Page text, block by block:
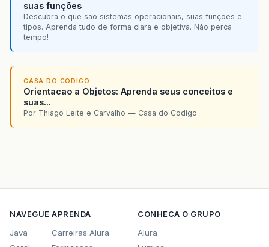
suas funções
Descubra o que são sistemas operacionais, suas funções e
tipos. Aprenda tudo de forma clara e objetiva. Não perca
tempo!
CASA DO CODIGO
Orientacao a Objetos: Aprenda seus conceitos e
suas...
Por Thiago Leite e Carvalho — Casa do Codigo
NAVEGUE
Java
APRENDA
Carreiras Alura
CONHECA O GRUPO
Alura